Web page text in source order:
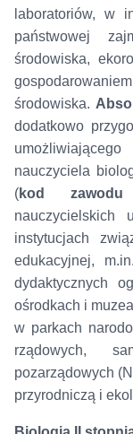
laboratoriów, w
państwowej
środowiska,
środowiska.
dodatkowo
nauczyciela
(kod zawodu
nauczycielskich
instytucjach
edukacyjnej,
dydaktycznych
ośrodkach i
w parkach
rządowych,
pozarządowych
przyrodniczą i